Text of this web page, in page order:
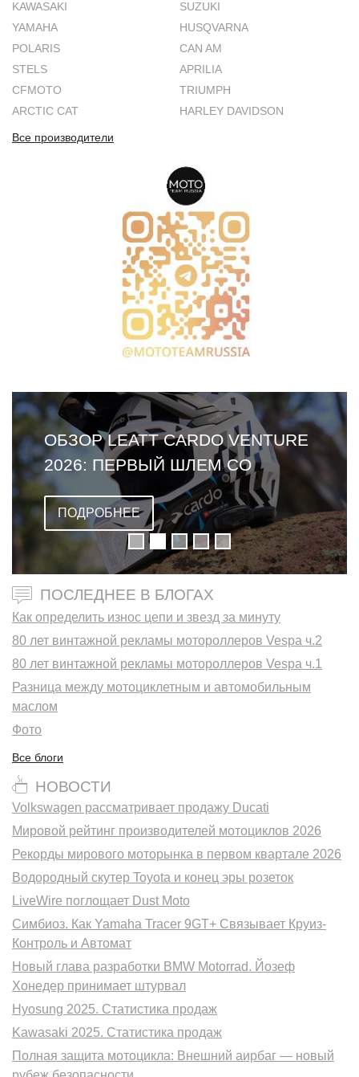
KAWASAKI
SUZUKI
YAMAHA
HUSQVARNA
POLARIS
CAN AM
STELS
APRILIA
CFMOTO
TRIUMPH
ARCTIC CAT
HARLEY DAVIDSON
Все производители
ОБЗОР LEATT CARDO VENTURE
2026: ПЕРВЫЙ ШЛЕМ СО
ВСТРОЕННОЙ ГАРНИТУРОЙ
ПОДРОБНЕЕ
ПОСЛЕДНЕЕ В БЛОГАХ
Как определить износ цепи и звезд за минуту
80 лет винтажной рекламы мотороллеров Vespa ч.2
80 лет винтажной рекламы мотороллеров Vespa ч.1
Разница между мотоциклетным и автомобильным
маслом
Фото
Все блоги
НОВОСТИ
Volkswagen рассматривает продажу Ducati
Мировой рейтинг производителей мотоциклов 2026
Рекорды мирового моторынка в первом квартале 2026
Водородный скутер Toyota и конец эры розеток
LiveWire поглощает Dust Moto
Симбиоз. Как Yamaha Tracer 9GT+ Связывает Круиз-
Контроль и Автомат
Новый глава разработки BMW Motorrad. Йозеф
Хонедер принимает штурвал
Hyosung 2025. Статистика продаж
Kawasaki 2025. Статистика продаж
Полная защита мотоцикла: Внешний аирбаг — новый